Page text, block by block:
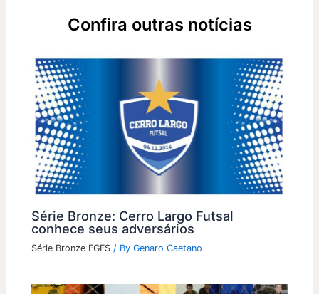
Confira outras notícias
Série Bronze: Cerro Largo Futsal
conhece seus adversários
Série Bronze FGFS / ByGenaro Caetano